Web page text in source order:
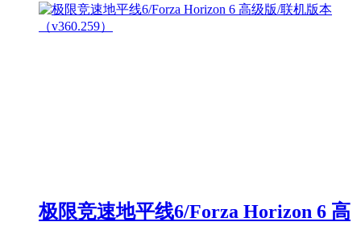
极限竞速地平线6/Forza Horizon 6 高